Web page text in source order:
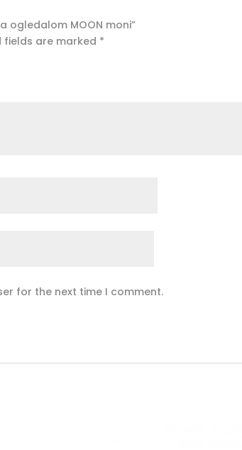
ogledalom MOON moni”
fields are marked *
for the next time I comment.